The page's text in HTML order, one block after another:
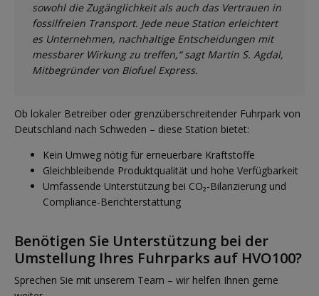
sowohl die Zugänglichkeit als auch das Vertrauen in
fossilfreien Transport. Jede neue Station erleichtert
es Unternehmen, nachhaltige Entscheidungen mit
messbarer Wirkung zu treffen,“ sagt Martin S. Agdal,
Mitbegründer von Biofuel Express.
Ob lokaler Betreiber oder grenzüberschreitender Fuhrpark von
Deutschland nach Schweden – diese Station bietet:
Kein Umweg nötig für erneuerbare Kraftstoffe
Gleichbleibende Produktqualität und hohe Verfügbarkeit
Umfassende Unterstützung bei CO₂-Bilanzierung und
Compliance-Berichterstattung
Benötigen Sie Unterstützung bei der
Umstellung Ihres Fuhrparks auf HVO100?
Sprechen Sie mit unserem Team – wir helfen Ihnen gerne